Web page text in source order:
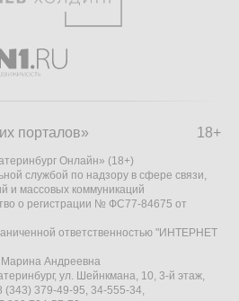
18+
порталов»
Онлайн» (18+)
службой по надзору в сфере связи,
и массовых коммуникаций
о регистрации № ФС77-84675 от
ответственностью "ИНТЕРНЕТ
Марина Андреевна
ул. Шейнкмана, 10, 3-й этаж,
(343) 379-49-95, 34-555-34,